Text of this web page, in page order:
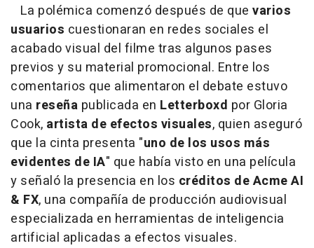
La polémica comenzó después de que varios
usuarios cuestionaran en redes sociales el
acabado visual del filme tras algunos pases
previos y su material promocional. Entre los
comentarios que alimentaron el debate estuvo
una reseña publicada en Letterboxd por Gloria
Cook, artista de efectos visuales, quien aseguró
que la cinta presenta "uno de los usos más
evidentes de IA" que había visto en una película
y señaló la presencia en los créditos de Acme AI
& FX, una compañía de producción audiovisual
especializada en herramientas de inteligencia
artificial aplicadas a efectos visuales.